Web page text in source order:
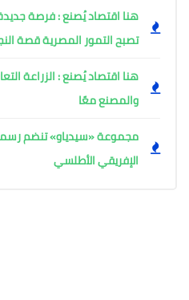
هنا اقتصاد يُصنع : فرصة
تصبح التمور المصرية قصة
هنا اقتصاد يُصنع : الزراعة
والمصنع معًا
مجموعة «سيدياو» تنضم
الإفريقي الأطلسي